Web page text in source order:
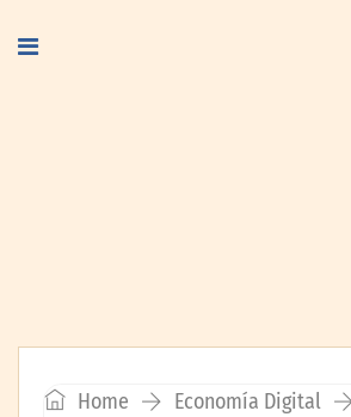
Home
Economía Digital